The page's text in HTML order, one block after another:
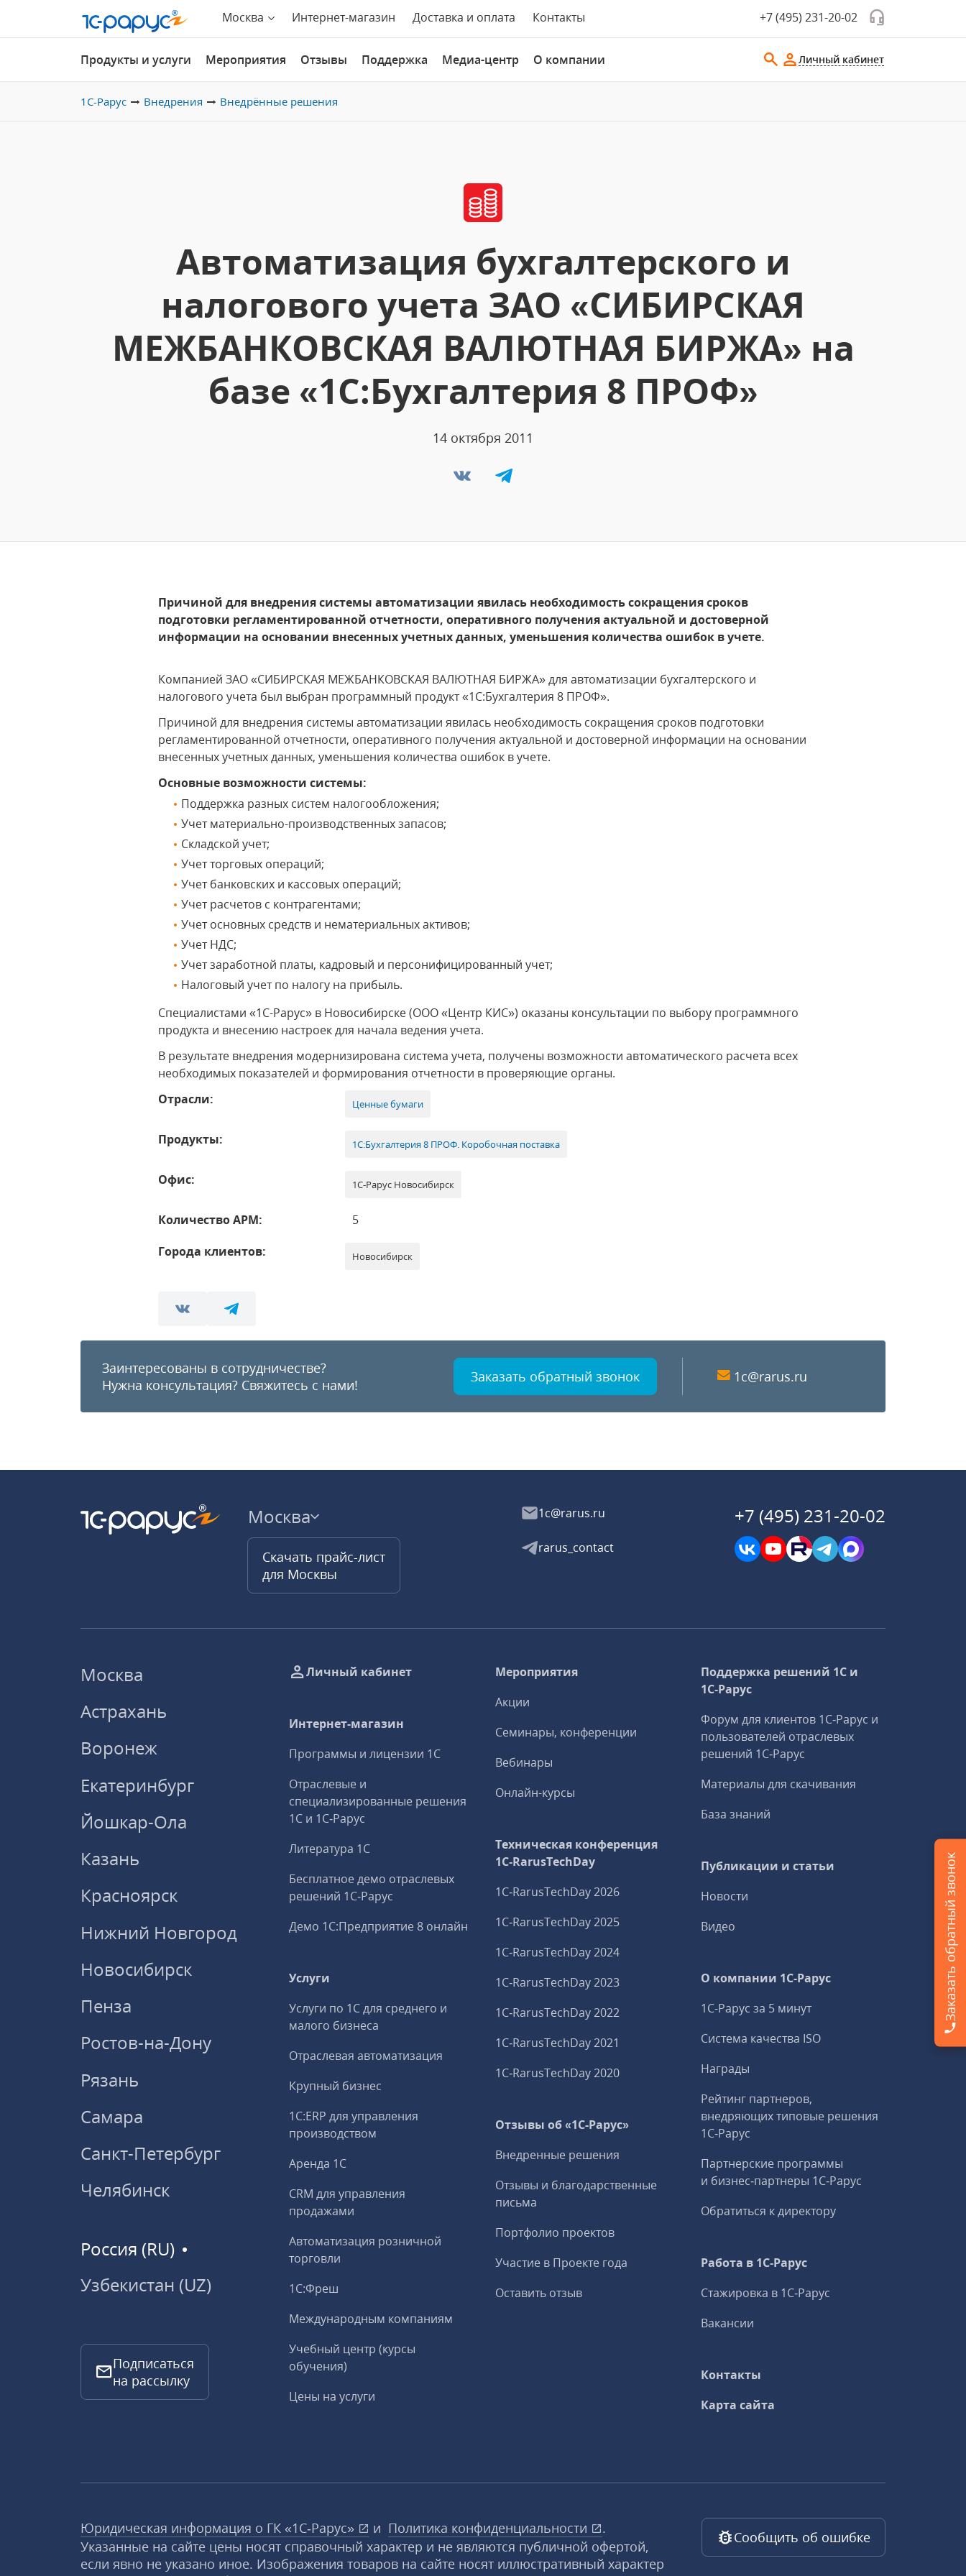
Москва Интернет-магазин Доставка и оплата Контакты +7 (495) 231-20-02
Продукты и услуги Мероприятия Отзывы Поддержка Медиа-центр О компании Личный кабинет
1С-Рарус Внедрения Внедрённые решения
Автоматизация бухгалтерского и
налогового учета ЗАО «СИБИРСКАЯ
МЕЖБАНКОВСКАЯ ВАЛЮТНАЯ БИРЖА» на
базе «1С:Бухгалтерия 8 ПРОФ»
14 октября 2011
Причиной для внедрения системы автоматизации явилась необходимость сокращения сроков
подготовки регламентированной отчетности, оперативного получения актуальной и достоверной
информации на основании внесенных учетных данных, уменьшения количества ошибок в учете.
Компанией ЗАО «СИБИРСКАЯ МЕЖБАНКОВСКАЯ ВАЛЮТНАЯ БИРЖА» для автоматизации бухгалтерского и
налогового учета был выбран программный продукт «1С:Бухгалтерия 8 ПРОФ».
Причиной для внедрения системы автоматизации явилась необходимость сокращения сроков подготовки
регламентированной отчетности, оперативного получения актуальной и достоверной информации на основании
внесенных учетных данных, уменьшения количества ошибок в учете.
Основные возможности системы:
Поддержка разных систем налогообложения;
Учет материально-производственных запасов;
Складской учет;
Учет торговых операций;
Учет банковских и кассовых операций;
Учет расчетов с контрагентами;
Учет основных средств и нематериальных активов;
Учет НДС;
Учет заработной платы, кадровый и персонифицированный учет;
Налоговый учет по налогу на прибыль.
Специалистами «1С-Рарус» в Новосибирске (ООО «Центр КИС») оказаны консультации по выбору программного
продукта и внесению настроек для начала ведения учета.
В результате внедрения модернизирована система учета, получены возможности автоматического расчета всех
необходимых показателей и формирования отчетности в проверяющие органы.
Отрасли:
Ценные бумаги
Продукты: 1С:Бухгалтерия 8 ПРОФ. Коробочная поставка
Офис: 1С-Рарус Новосибирск
Количество АРМ:
5
Города клиентов:
Новосибирск
Заинтересованы в сотрудничестве?
Нужна консультация? Свяжитесь с нами! Заказать обратный звонок 1c@rarus.ru
Москва
Скачать прайс-лист
для Москвы
1c@rarus.ru
rarus_contact
+7 (495) 231-20-02
Москва
Астрахань
Воронеж
Екатеринбург
Йошкар-Ола
Казань
Красноярск
Нижний Новгород
Новосибирск
Пенза
Ростов-на-Дону
Рязань
Самара
Санкт-Петербург
Челябинск
Россия (RU)
Узбекистан (UZ)
Подписаться
на рассылку
Личный кабинет
Интернет-магазин
Программы и лицензии 1С
Отраслевые и
специализированные решения
1С и 1С‑Рарус
Литература 1С
Бесплатное демо отраслевых
решений 1С‑Рарус
Демо 1С:Предприятие 8 онлайн
Услуги
Услуги по 1С для среднего и
малого бизнеса
Отраслевая автоматизация
Крупный бизнес
1С:ERP для управления
производством
Аренда 1С
CRM для управления
продажами
Автоматизация розничной
торговли
1С:Фреш
Международным компаниям
Учебный центр (курсы
обучения)
Цены на услуги
Мероприятия
Акции
Семинары, конференции
Вебинары
Онлайн-курсы
Техническая конференция
1C‑RarusTechDay
1C‑RarusTechDay 2026
1C‑RarusTechDay 2025
1C‑RarusTechDay 2024
1C‑RarusTechDay 2023
1C‑RarusTechDay 2022
1C‑RarusTechDay 2021
1C‑RarusTechDay 2020
Отзывы об «1С-Рарус»
Внедренные решения
Отзывы и благодарственные
письма
Портфолио проектов
Участие в Проекте года
Оставить отзыв
Поддержка решений 1С и
1С‑Рарус
Форум для клиентов 1С‑Рарус и
пользователей отраслевых
решений 1С‑Рарус
Материалы для скачивания
База знаний
Публикации и статьи
Новости
Видео
О компании 1C-Рарус
1С-Рарус за 5 минут
Система качества ISO
Награды
Рейтинг партнеров,
внедряющих типовые решения
1С‑Рарус
Партнерские программы
и бизнес‑партнеры 1С‑Рарус
Обратиться к директору
Работа в 1С‑Рарус
Стажировка в 1С‑Рарус
Вакансии
Контакты
Карта сайта
Юридическая информация о ГК «1С‑Рарус» и Политика конфиденциальности
.
Указанные на сайте цены носят справочный характер и не являются публичной офертой,
если явно не указано иное. Изображения товаров на сайте носят иллюстративный характер
Сообщить об ошибке
Заказать обратный звонок